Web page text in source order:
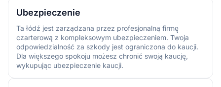
Ubezpieczenie
Ta łódź jest zarządzana przez profesjonalną firmę
czarterową z kompleksowym ubezpieczeniem. Twoja
odpowiedzialność za szkody jest ograniczona do kaucji.
Dla większego spokoju możesz chronić swoją kaucję,
wykupując ubezpieczenie kaucji.